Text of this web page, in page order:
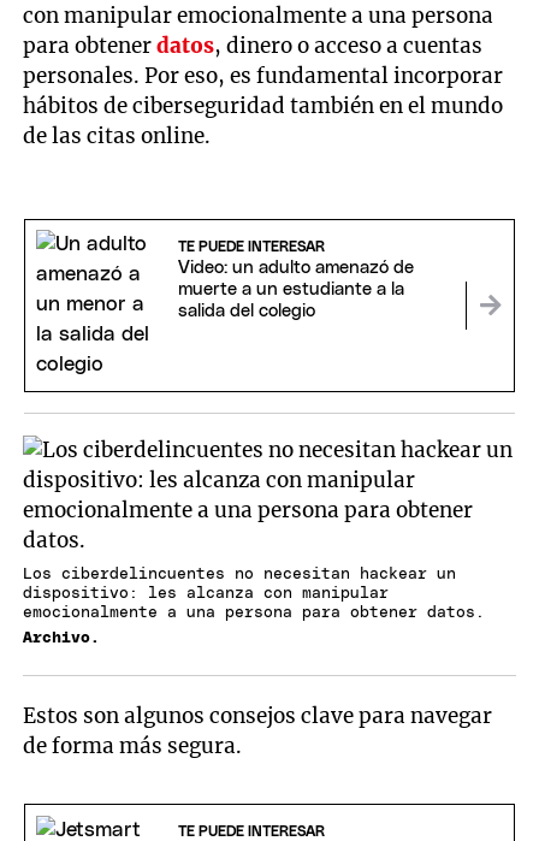
con manipular emocionalmente a una persona
para obtenerdatos, dinero o acceso a cuentas
personales. Por eso, es fundamental incorporar
hábitos de ciberseguridad también en el mundo
de las citas online.
TE PUEDE INTERESAR
Video: un adulto amenazó de
muerte a un estudiante a la
salida del colegio
Los ciberdelincuentes no necesitan hackear un
dispositivo: les alcanza con manipular
emocionalmente a una persona para obtener datos.
Archivo.
Estos son algunos consejos clave para navegar
de forma más segura.
TE PUEDE INTERESAR